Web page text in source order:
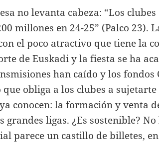
no levanta cabeza: “Los
millones en 24-25” (Palco 23).
el poco atractivo que tiene la
de Euskadi y la fiesta se ha
han caído y los fondos
que obliga a los clubes a
conocen: la formación y venta
grandes ligas. ¿Es sostenible?
parece un castillo de billetes,